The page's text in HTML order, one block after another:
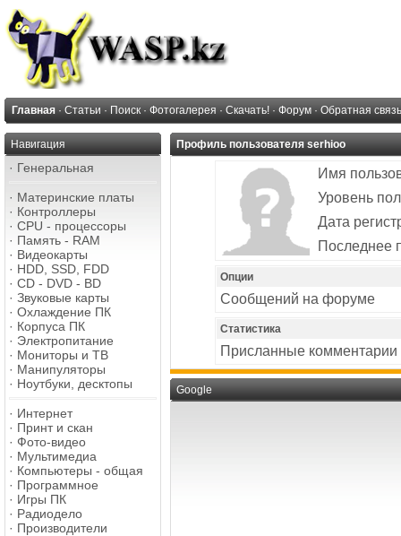
Главная · Статьи · Поиск · Фотогалерея · Скачать! · Форум · Обратная связь
Навигация
· Генеральная
· Материнские платы
· Контроллеры
· CPU - процессоры
· Память - RAM
· Видеокарты
· HDD, SSD, FDD
· CD - DVD - BD
· Звуковые карты
· Охлаждение ПК
· Корпуса ПК
· Электропитание
· Мониторы и ТВ
· Манипуляторы
· Ноутбуки, десктопы
· Интернет
· Принт и скан
· Фото-видео
· Мультимедиа
· Компьютеры - общая
· Программное
· Игры ПК
· Радиодело
· Производители
Профиль пользователя serhioo
Имя
Уровень
Дата
Последнее
Опции
Сообщений на форуме
Статистика
Присланные комментарии
Google